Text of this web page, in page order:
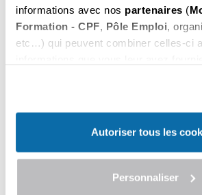
informations avec nos partenaires (
Formation - CPF
Pôle Emploi ,
etc…) qui peuvent combiner celles-ci
Autoriser tous les
Autoriser tous les
Personnaliser
du 02 au 04 Novembre 2026
Il reste des places
Inscription par tél au
du 09 au 11 Novembre 2026
Inscription par tél au